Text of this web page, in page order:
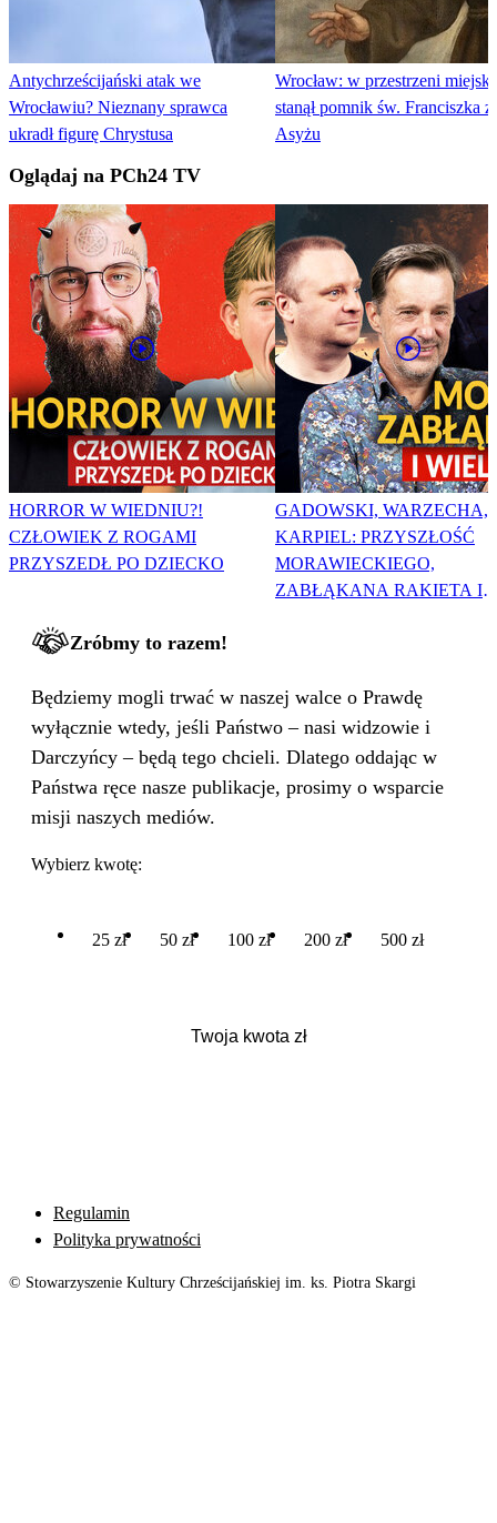
Antychrześcijański atak we
Wrocławiu? Nieznany sprawca
ukradł figurę Chrystusa
Wrocław: w przestrzeni
stanął pomnik św. Franciszka z
Asyżu
Oglądaj na PCh24 TV
HORROR W WIEDNIU?!
CZŁOWIEK Z ROGAMI
PRZYSZEDŁ PO DZIECKO
GADOWSKI, WARZECHA,
KARPIEL: PRZYSZŁOŚĆ
MORAWIECKIEGO,
ZABŁĄKANA RAKIETA I
Zróbmy to razem!
Będziemy mogli trwać w naszej walce o Prawdę
wyłącznie wtedy, jeśli Państwo – nasi widzowie i
Darczyńcy – będą tego chcieli. Dlatego oddając w
Państwa ręce nasze publikacje, prosimy o wsparcie
misji naszych mediów.
Wybierz kwotę:
25 zł 50 zł 100 zł 200 zł 500 zł
Regulamin
Polityka prywatności
© Stowarzyszenie Kultury Chrześcijańskiej im. ks. Piotra Skargi